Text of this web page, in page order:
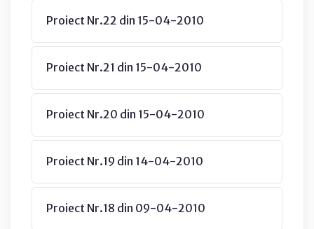
Proiect Nr.22 din 15-04-2010
Proiect Nr.21 din 15-04-2010
Proiect Nr.20 din 15-04-2010
Proiect Nr.19 din 14-04-2010
Proiect Nr.18 din 09-04-2010